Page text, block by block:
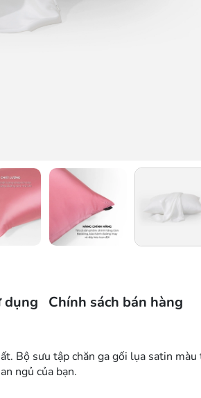
dụng Chính sách bán hàng
Bộ sưu tập chăn ga gối lụa satin
ngủ của bạn.